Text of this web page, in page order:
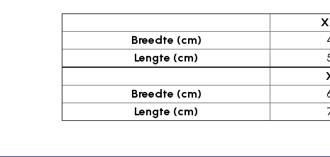
Breedte (cm)
Lengte (cm)
Breedte (cm)
Lengte (cm)